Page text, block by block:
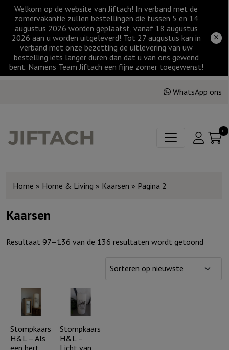
Welkom op de website van Jiftach! In verband met de
zomervakantie zullen bestellingen die tussen 5 en 14
augustus 2026 worden geplaatst, vanaf 18 augustus
2026 aan u worden uitgeleverd! Tot 27 augustus kan in
verband met onze bezetting de uitlevering van uw
bestelling iets langer duren dan dat u van ons gewend
bent. Namens Team Jiftach een fijne zomer toegewenst!
WhatsApp ons
0
Home » Home & Living » Kaarsen » Pagina 2
Kaarsen
Resultaat 97–136 van de 136 resultaten wordt getoond
Stompkaars
H&L – Als
een hert
Stompkaars
H&L –
Licht van